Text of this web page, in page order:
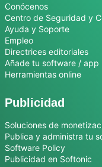
Conócenos
Centro de Seguridad y
Ayuda y Soporte
Empleo
Directrices editoriales
Añade tu software / app
Herramientas online
Publicidad
Soluciones de
Publica y administra tu
Software Policy
Publicidad en Softonic